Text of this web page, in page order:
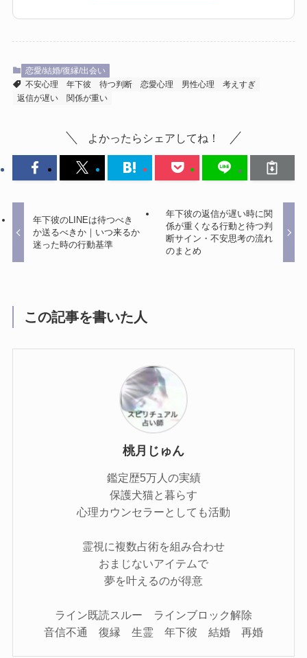
恋愛/結婚/復縁/出会い
不安心理
年下彼 待つ判断 恋愛心理 男性心理
考えすぎ
返信が遅い
関係が重い
よかったらシェアしてね！
年下彼のLINEは待つべき
か送るべきか｜いつ来るか
迷った時の行動基準
年下彼の返信が遅い時に関
係が重くなる行動と待つ判
断サイン・不安思考の流れ
のまとめ
この記事を書いた人
桃月じゅん
鑑定歴5万人の実績
保護犬猫と暮らす
心理カウンセラーとしても活動
霊視に複数占術を組み合わせ
おまじないアイテムで
夢を叶えるのが得意
ライン既読スルー ラインブロック解除
音信不通 復縁 生霊 年下彼 結婚 再婚